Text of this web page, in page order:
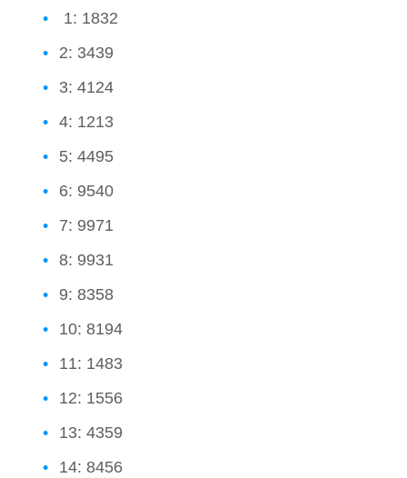
1: 1832
2: 3439
3: 4124
4: 1213
5: 4495
6: 9540
7: 9971
8: 9931
9: 8358
10: 8194
11: 1483
12: 1556
13: 4359
14: 8456